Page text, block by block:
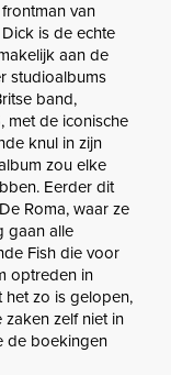
van
is de echte
aan de
studioalbums
band,
met de iconische
knul in zijn
zou elke
Eerder dit
Roma, waar ze
gaan alle
Fish die voor
optreden in
het zo is gelopen,
zaken zelf niet in
de boekingen